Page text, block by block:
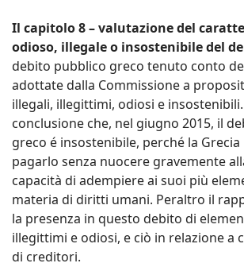
Il capitolo 8 – valutazione del
odioso, illegale o insostenibile del
debito pubblico greco tenuto conto
adottate dalla Commissione a
illegali, illegittimi, odiosi e
conclusione che, nel giugno 2015, il
greco é insostenibile, perché la
pagarlo senza nuocere gravemente
capacità di adempiere ai suoi più
materia di diritti umani. Peraltro il
la presenza in questo debito di
illegittimi e odiosi, e ciò in relazione a
di creditori.